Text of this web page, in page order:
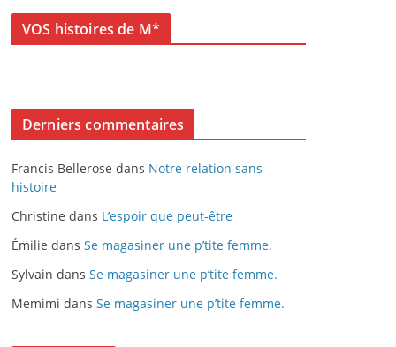
VOS histoires de M*
Derniers commentaires
Francis Bellerose dans Notre relation sans
histoire
Christine dans L’espoir que peut-être
Émilie dans Se magasiner une p’tite femme.
Sylvain dans Se magasiner une p’tite femme.
Memimi dans Se magasiner une p’tite femme.